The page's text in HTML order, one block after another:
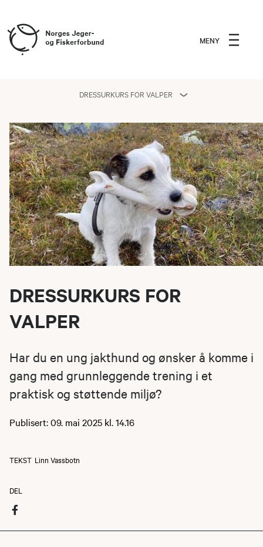
MENY
DRESSURKURS FOR VALPER
DRESSURKURS FOR
VALPER
Har du en ung jakthund og ønsker å komme i
gang med grunnleggende trening i et
praktisk og støttende miljø?
Publisert: 09. mai 2025 kl. 14.16
TEKST Linn Vassbotn
DEL